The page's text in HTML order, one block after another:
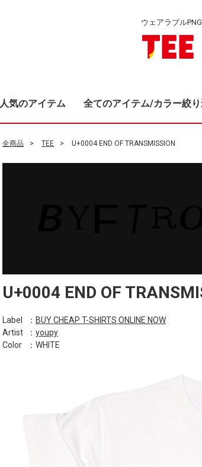
ウェアラブル
人気のアイテム 全てのアイテム/カラー絞
全商品 TEE U+0004 END OF TRANSMISSION
U+0004 END OF
Label ： BUY CHEAP T-SHIRTS ONLINE NOW
Artist
： youpy
Color
：WHITE